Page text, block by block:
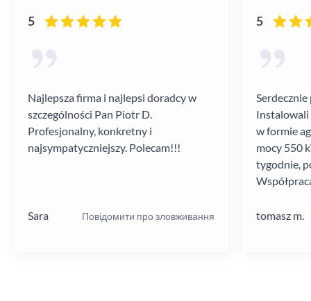
5
Najlepsza firma i najlepsi doradcy w
szczególności Pan Piotr D.
Profesjonalny, konkretny i
najsympatyczniejszy. Polecam!!!
Sara Повідомити про зловживання
5
Instalowali
w formie
mocy 550
tygodnie,
tomasz m.